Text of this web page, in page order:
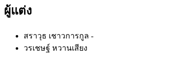
ผู้แต่ง
สราวุธ เชาวการกูล -
วรเชษฐ์ หวานเสียง